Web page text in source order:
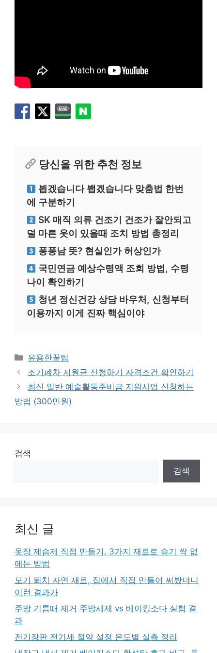
당신을 위한 추천 정보
뵙겠습니다 봽겠습니다 맞춤법 한번
에 구분하기
SK 매직 의류 건조기 건조가 잘안되고
덜 마른 옷이 있을때 조치 방법 총정리
퐁퐁남 뜻? 현실인가 허상인가
국민연금 예상수령액 조회 방법, 수령
나이 확인하기
청년 정신건강 상담 바우처, 신청부터
이용까지 이게 진짜 핵심이야
카
테
리
유용한꿀팁
조기폐차 지원금 신청하기 자격조건 확인하기
최신 일반 예술활동준비금 지원사업 신청하는
방법 (300만원)
검색
검색
최신 글
옷장 제습제 직접 만들기, 3가지 재료로 습기 싹 없
애는 방법
모기 퇴치 자연 재료, 집에서 직접 만들어 써봤더니
이런 결과가
주방 기름때 제거 주방세제 vs 베이킹소다 실험 결
과
전기장판 전기세 절약 설정 온도별 실측 정리